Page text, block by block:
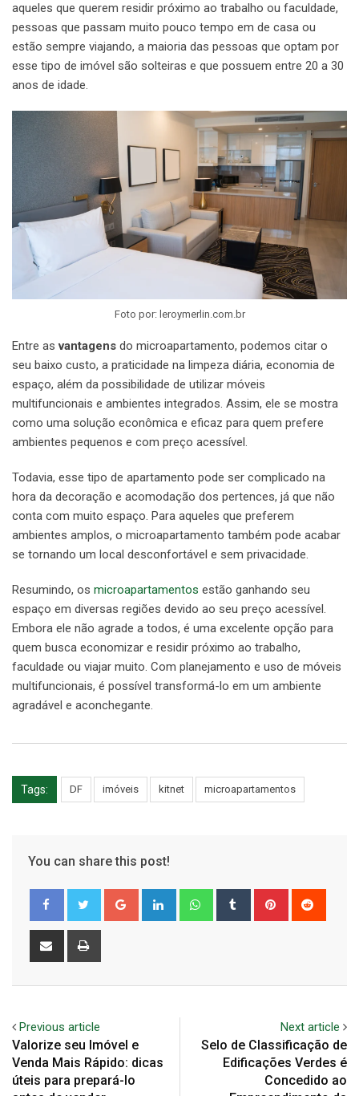
aqueles que querem residir próximo ao trabalho ou faculdade,
pessoas que passam muito pouco tempo em de casa ou
estão sempre viajando, a maioria das pessoas que optam por
esse tipo de imóvel são solteiras e que possuem entre 20 a 30
anos de idade.
Foto por: leroymerlin.com.br
Entre asvantagens do microapartamento, podemos citar o
seu baixo custo, a praticidade na limpeza diária, economia de
espaço, além da possibilidade de utilizar móveis
multifuncionais e ambientes integrados. Assim, ele se mostra
como uma solução econômica e eficaz para quem prefere
ambientes pequenos e com preço acessível.
Todavia, esse tipo de apartamento pode ser complicado na
hora da decoração e acomodação dos pertences, já que não
conta com muito espaço. Para aqueles que preferem
ambientes amplos, o microapartamento também pode acabar
se tornando um local desconfortável e sem privacidade.
Resumindo, os microapartamentos estão ganhando seu
espaço em diversas regiões devido ao seu preço acessível.
Embora ele não agrade a todos, é uma excelente opção para
quem busca economizar e residir próximo ao trabalho,
faculdade ou viajar muito. Com planejamento e uso de móveis
multifuncionais, é possível transformá-lo em um ambiente
agradável e aconchegante.
Tags: DF imóveis kitnet microapartamentos
You can share this post!
Google+ LinkedIn WhatsappTumblr Pinterest
Share
Previous article
Valorize seu Imóvel e
Venda Mais Rápido: dicas
úteis para prepará-lo
Next article
Selo de Classificação de
Edificações Verdes é
Concedido ao